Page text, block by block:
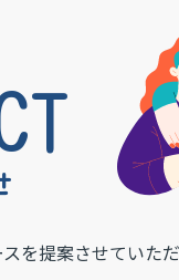
を提案させていた